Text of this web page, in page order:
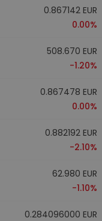
0.867142 EUR
0.00%
508.670 EUR
-1.20%
0.867478 EUR
0.00%
0.882192 EUR
-2.10%
62.980 EUR
-1.10%
0.284096000 EUR